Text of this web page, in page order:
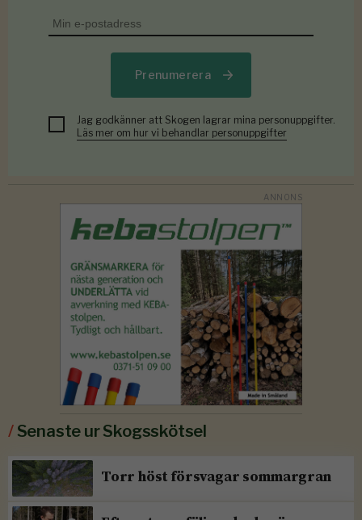
Prenumerera
Jag godkänner att Skogen lagrar mina personuppgifter.
Läs mer om hur vi behandlar personuppgifter
/Senaste ur Skogsskötsel
Torr höst försvagar sommargran